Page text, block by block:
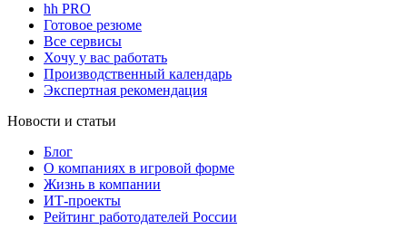
hh PRO
Готовое резюме
Все сервисы
Хочу у вас работать
Производственный календарь
Экспертная рекомендация
Новости и статьи
Блог
О компаниях в игровой форме
Жизнь в компании
ИТ-проекты
Рейтинг работодателей России